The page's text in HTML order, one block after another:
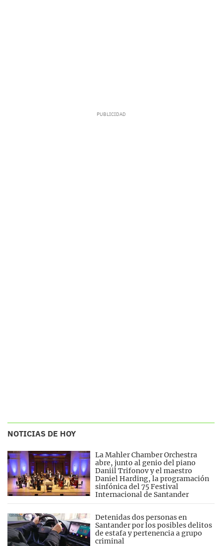
NOTICIAS DE HOY
La Mahler Chamber Orchestra
abre, junto al genio del piano
Daniil Trifonov y el maestro
Daniel Harding, la programación
sinfónica del 75 Festival
Internacional de Santander
Detenidas dos personas en
Santander por los posibles delitos
de estafa y pertenencia a grupo
criminal